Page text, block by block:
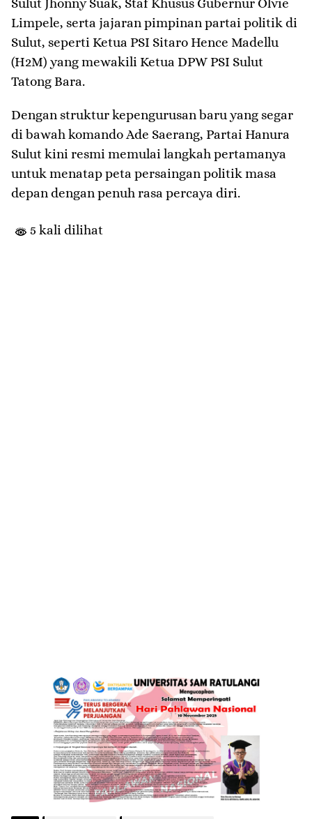
Sulut Jhonny Suak, Staf Khusus Gubernur Olvie
Limpele, serta jajaran pimpinan partai politik di
Sulut, seperti Ketua PSI Sitaro Hence Madellu
(H2M) yang mewakili Ketua DPW PSI Sulut
Tatong Bara.
​Dengan struktur kepengurusan baru yang segar
di bawah komando Ade Saerang, Partai Hanura
Sulut kini resmi memulai langkah pertamanya
untuk menatap peta persaingan politik masa
depan dengan penuh rasa percaya diri.
5 kali dilihat